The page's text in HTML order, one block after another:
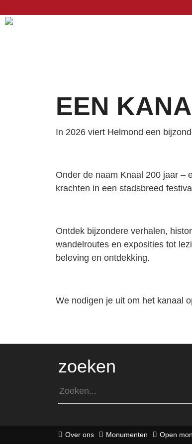
EEN
In 2026 viert Helmond een
Onder de naam Knaal 200 jaar –
krachten in een stadsbreed
Ontdek bijzondere verhalen,
wandelroutes en exposities tot
beleving en ontdekking.
We nodigen je uit om het kanaal
zoeken
Over ons Monumenten Open